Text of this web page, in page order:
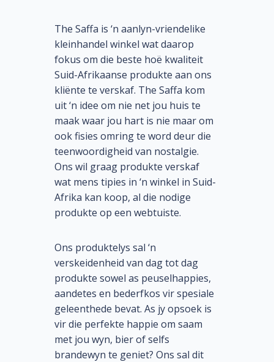
The Saffa is ‘n aanlyn-vriendelike
kleinhandel winkel wat daarop
fokus om die beste hoë kwaliteit
Suid-Afrikaanse produkte aan ons
kliënte te verskaf. The Saffa kom
uit ‘n idee om nie net jou huis te
maak waar jou hart is nie maar om
ook fisies omring te word deur die
teenwoordigheid van nostalgie.
Ons wil graag produkte verskaf
wat mens tipies in ‘n winkel in Suid-
Afrika kan koop, al die nodige
produkte op een webtuiste.
Ons produktelys sal ‘n
verskeidenheid van dag tot dag
produkte sowel as peuselhappies,
aandetes en bederfkos vir spesiale
geleenthede bevat. As jy opsoek is
vir die perfekte happie om saam
met jou wyn, bier of selfs
brandewyn te geniet? Ons sal dit